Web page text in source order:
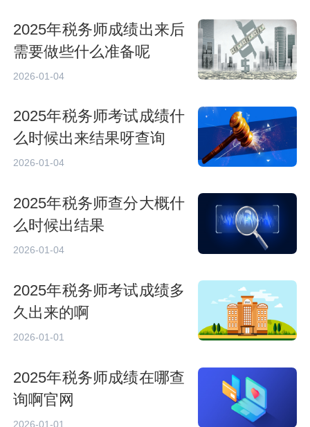
2025年税务师成绩出来后
需要做些什么准备呢
2026-01-04
2025年税务师考试成绩什
么时候出来结果呀查询
2026-01-04
2025年税务师查分大概什
么时候出结果
2026-01-04
2025年税务师考试成绩多
久出来的啊
2026-01-01
2025年税务师成绩在哪查
询啊官网
2026-01-01